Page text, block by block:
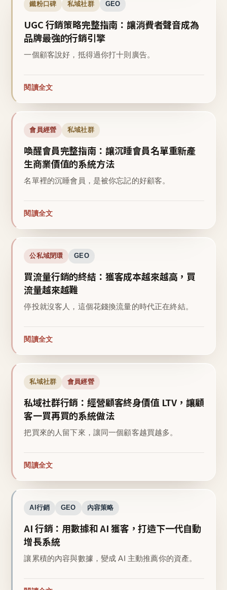
鐵粉口碑 私域社群 GEO
UGC 行銷策略完整指南：讓消費者聲音成為
品牌最強的行銷引擎
一個顧客說好，抵得過你打十則廣告。
閱讀全文
會員經營 私域社群
喚醒會員完整指南：讓沉睡會員名單重新產
生商業價值的系統方法
名單裡的沉睡會員，是被你忘記的好顧客。
閱讀全文
公私域閉環 GEO
買流量行銷的終結：獲客成本越來越高，買
流量越來越難
停投就沒客人，這個花錢換流量的時代正在終結。
閱讀全文
私域社群 會員經營
私域社群行銷：經營顧客終身價值 LTV，讓顧
客一買再買的系統做法
把買來的人留下來，讓同一個顧客越買越多。
閱讀全文
AI行銷 GEO 內容策略
AI 行銷：用數據和 AI 獲客，打造下一代自動
增長系統
讓累積的內容與數據，變成 AI 主動推薦你的資產。